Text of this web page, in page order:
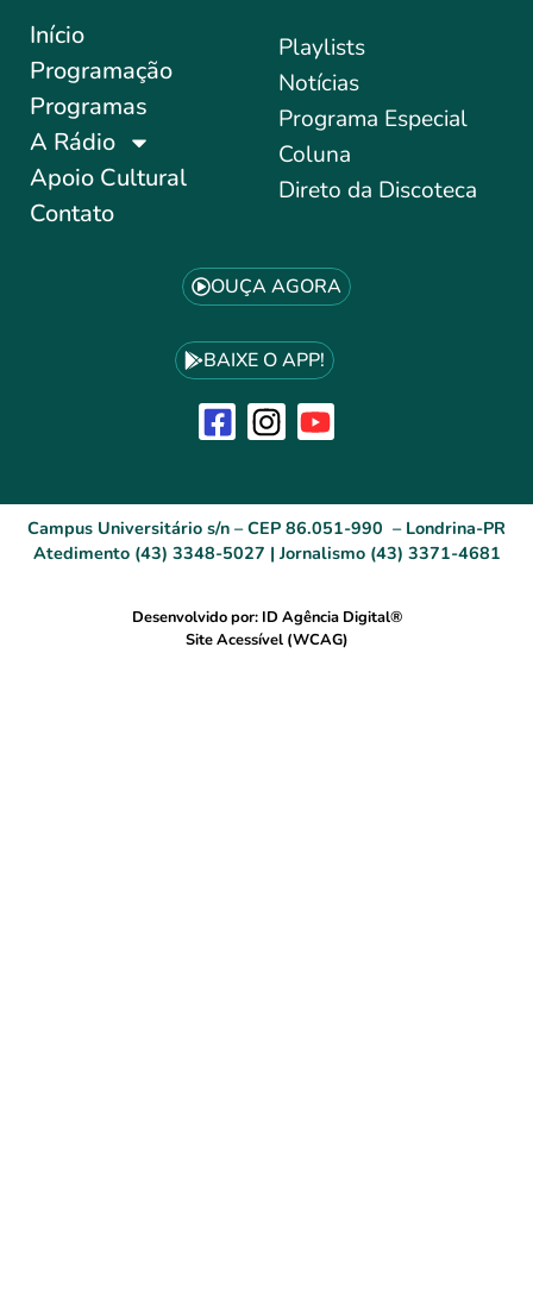
Início
Programação
Programas
A Rádio
Apoio Cultural
Contato
Playlists
Notícias
Programa Especial
Coluna
Direto da Discoteca
OUÇA AGORA
BAIXE O APP!
Campus Universitário s/n – CEP 86.051-990 – Londrina-PR
Atedimento (43) 3348-5027 | Jornalismo (43) 3371-4681
Desenvolvido por: ID Agência Digital®
Site Acessível (WCAG)